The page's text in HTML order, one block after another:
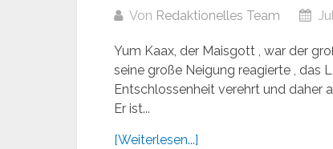
Von Redaktionelles Team
Yum Kaax, der Maisgott , war der
seine große Neigung reagierte , das
Entschlossenheit verehrt und daher
Er ist...
[Weiterlesen...]